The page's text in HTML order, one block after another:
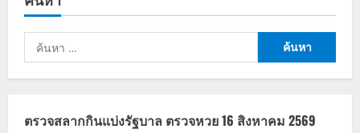
ดิจิทัล
บาท
การ
เงินสด
68
ค้นหา
สำหรับ:
ตรวจสลากกินแบ่งรัฐบาล ตรวจหวย 16 สิงหาคม 2569